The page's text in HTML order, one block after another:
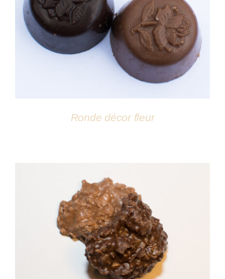
DÉTAILS
Ronde décor fleur
DÉTAILS